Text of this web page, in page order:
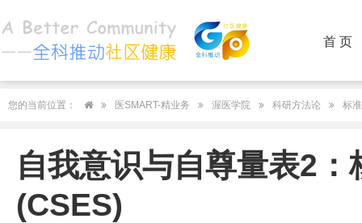
首 页
您的当前位置： 医SMART-精业务 渥医学院 科研方法论 标
自我意识与自尊量表2
(CSES)